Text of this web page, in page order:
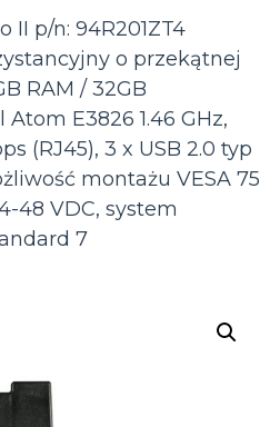
p/n: 94R201ZT4
o przekątnej
RAM / 32GB
E3826 1.46 GHz,
(RJ45), 3 x USB 2.0 typ
montażu VESA 75
48 VDC, system
7